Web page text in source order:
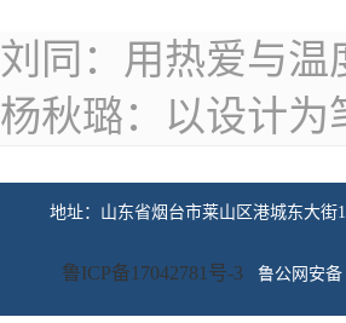
刘同：用热爱与温
杨秋璐：以设计为
地址：山东省烟台市莱山区港城东大
鲁ICP备17042781号-3 鲁公网安备